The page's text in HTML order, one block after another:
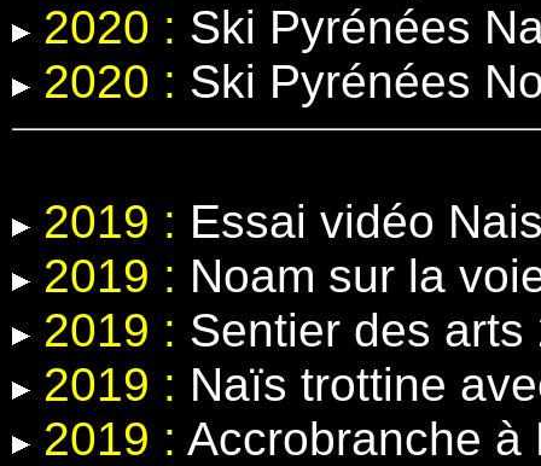
2020 : Ski Pyrénées
2020 : Ski Pyrénées
2019 : Essai vidéo
2019 : Noam sur la
2019 : Sentier des arts
2019 : Naïs trottine
2019 : Accrobranche à